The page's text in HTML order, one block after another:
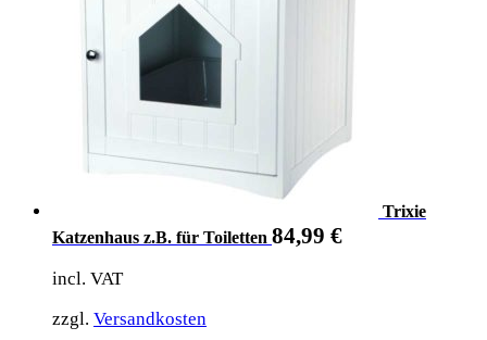
Trixie
Katzenhaus z.B. für Toiletten 84,99 €
incl. VAT
zzgl. Versandkosten